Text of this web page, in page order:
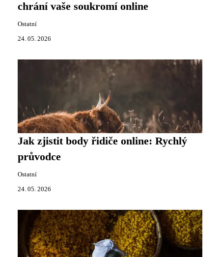
chrání vaše soukromí online
Ostatní
24. 05. 2026
Jak zjistit body řidiče online: Rychlý
průvodce
Ostatní
24. 05. 2026